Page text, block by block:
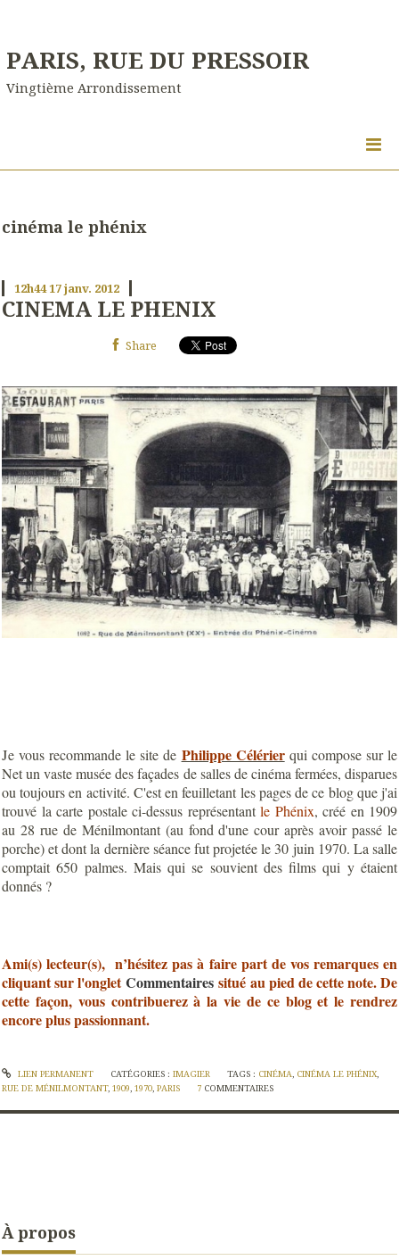
PARIS, RUE DU PRESSOIR
Vingtième Arrondissement
cinéma le phénix
12h4417janv. 2012
CINEMA LE PHENIX
Share
Je vous recommande le site de Philippe Célérierqui compose sur le
Net un vaste musée des façades de salles de cinéma fermées, disparues
ou toujours en activité. C'est en feuilletant les pages de ce blog que j'ai
trouvé la carte postale ci-dessus représentantle Phénix, créé en 1909
au 28 rue de Ménilmontant (au fond d'une cour après avoir passé le
porche) et dont la dernière séance fut projetée le 30 juin 1970. La salle
comptait 650 palmes. Mais qui se souvient des films qui y étaient
donnés ?
Ami(s) lecteur(s), n’hésitez pas à faire part de vos remarques en
cliquant sur l'onglet Commentaires situé au pied de cette note. De
cette façon, vous contribuerez à la vie de ce blog et le rendrez
encore plus passionnant.
LIEN PERMANENT CATÉGORIES : IMAGIER TAGS : CINÉMA, CINÉMA LE PHÉNIX,
RUE DE MÉNILMONTANT, 1909, 1970, PARIS 7 COMMENTAIRES
À propos